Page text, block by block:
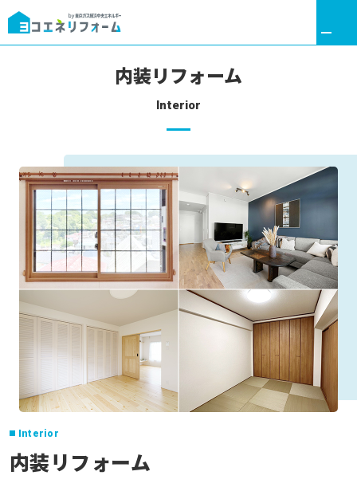
ヨコエネと叶える理想の暮らし
リフォームメニュー
リノベーション・フルリフォーム
水まわり・キッチンリフォーム
内装リフォーム
外装・外構リフォーム
省エネリフォーム
ライフイベントリフォーム
こだわりリフォーム
内装リフォーム
Interior
Interior
内装リフォーム